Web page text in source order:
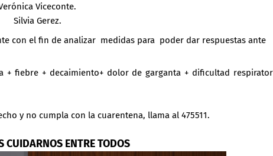
Viceconte.
Silvia Gerez.
con el fin de analizar medidas para poder dar respuestas ante
+ fiebre + decaimiento+ dolor de garganta + dificultad
y no cumpla con la cuarentena, llama al 475511.
CUIDARNOS ENTRE TODOS